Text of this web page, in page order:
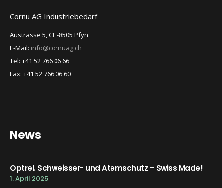
Cornu AG Industriebedarf
Austrasse 5, CH-8505 Pfyn
E-Mail: info@cornuag.ch
Tel: +41 52 766 06 66
Fax: +41 52 766 06 60
News
Optrel. Schweisser- und Atemschutz – Swiss Made!
1. April 2025